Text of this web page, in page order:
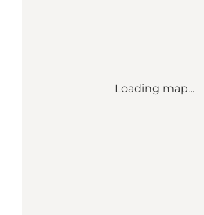
Loading map...